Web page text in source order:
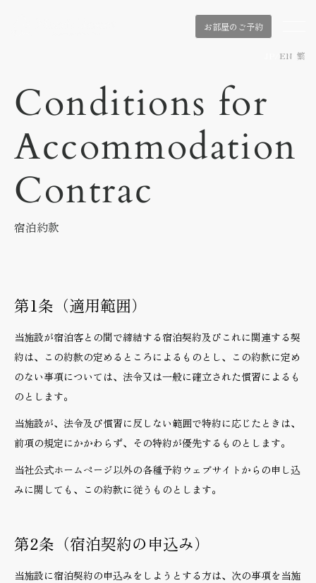
お部屋のご予約
EN 繁
Conditions for
Accommodation
Contrac
宿泊約款
第1条（適用範囲）
当施設が宿泊客との間で締結する宿泊契約及びこれに関連する契
約は、この約款の定めるところによるものとし、この約款に定め
のない事項については、法令又は一般に確立された慣習によるも
のとします。
当施設が、法令及び慣習に反しない範囲で特約に応じたときは、
前項の規定にかかわらず、その特約が優先するものとします。
当社公式ホームページ以外の各種予約ウェブサイトからの申し込
みに関しても、この約款に従うものとします。
第2条（宿泊契約の申込み）
当施設に宿泊契約の申込みをしようとする方は、次の事項を当施